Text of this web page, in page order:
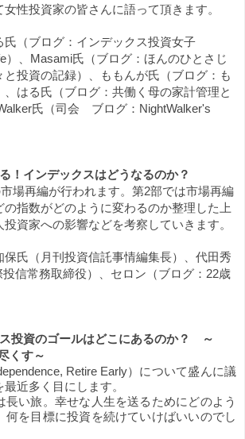
性投資家の皆さんに語って頂きます。
氏（ブログ：インデックス投資女子
）、Masami氏（ブログ： ほんのひとさじ
投資の記録）
、ももんが氏（ブログ：も
、はる氏（ブログ：共働く母の家計管理と
氏（司会　ブログ：NightWalker's
！インデックスはどうなるのか？
場再編が行われます。第2部では市場再編
指数がどのように変わるのか整理した上
資家への影響などを考察していきます。
保氏（月刊投資信託事情編集長）、代田秀
信常務取締役）、セロン（ブログ：22歳
投資のゴールはどこにあるのか？　～
くす～
Retire Early）について盛んに議
近多く目にします。
長い旅。幸せな人生を送るためにどのよう
何を目標に投資を続けていけばいいのでし